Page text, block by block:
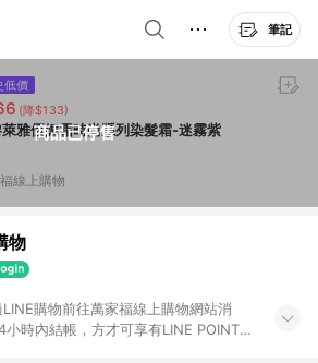
筆記
商品已停售
低價
(降$133)
萊雅優媚霜時尚系列染髮霜-迷霧紫
線上購物
物
購物前往萬家福線上購物網站消
時內結帳，方才可享有LINE POINTS